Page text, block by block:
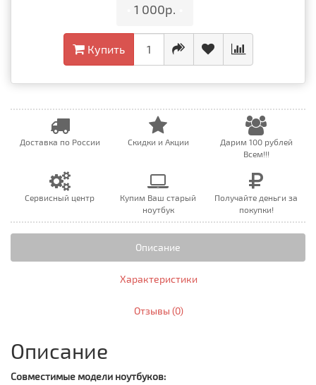
1 000р.
Купить
Доставка по России Скидки и Акции
Дарим 100 рублей
Всем!!!
Сервисный центр
Купим Ваш старый
ноутбук
Получайте деньги за
покупки!
Описание
Характеристики
Отзывы (0)
Описание
Совместимые модели ноутбуков: